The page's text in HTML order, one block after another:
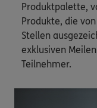
Produktpalette,
Produkte, die
Stellen
exklusiven
Teilnehmer.